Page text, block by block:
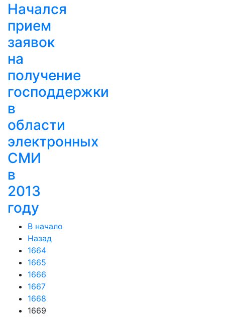
Начался
прием
заявок
на
получение
господдержки
в
области
электронных
СМИ
в
2013
году
В начало
Назад
1664
1665
1666
1667
1668
1669